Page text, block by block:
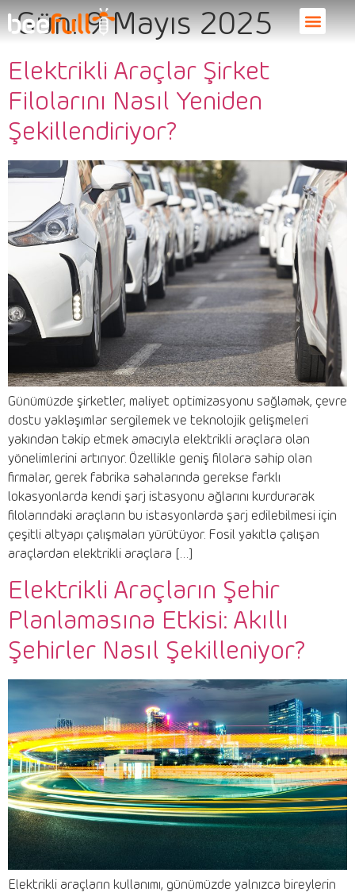
Gün:9 Mayıs 2025
Elektrikli Araçlar Şirket
Filolarını Nasıl Yeniden
Şekillendiriyor?
Günümüzde şirketler, maliyet optimizasyonu sağlamak, çevre
dostu yaklaşımlar sergilemek ve teknolojik gelişmeleri
yakından takip etmek amacıyla elektrikli araçlara olan
yönelimlerini artırıyor. Özellikle geniş filolara sahip olan
firmalar, gerek fabrika sahalarında gerekse farklı
lokasyonlarda kendi şarj istasyonu ağlarını kurdurarak
filolarındaki araçların bu istasyonlarda şarj edilebilmesi için
çeşitli altyapı çalışmaları yürütüyor. Fosil yakıtla çalışan
araçlardan elektrikli araçlara […]
Elektrikli Araçların Şehir
Planlamasına Etkisi: Akıllı
Şehirler Nasıl Şekilleniyor?
Elektrikli araçların kullanımı, günümüzde yalnızca bireylerin